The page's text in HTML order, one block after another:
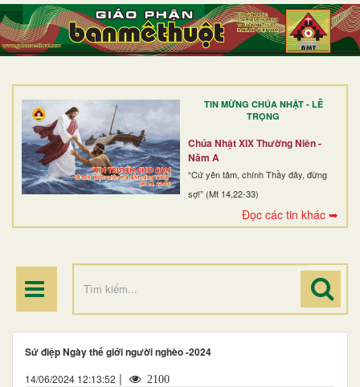
TIN MỪNG CHÚA NHẬT - LỄ
TRỌNG
Chúa Nhật XIX Thường Niên -
Năm A
“Cứ yên tâm, chính Thầy đây, đừng
sợ!” (Mt 14,22-33)
Đọc các tin khác ➥
TRANG NHẤT
GIỚI THIỆU
DÒNG TU
BAN MỤC VỤ
ĐOÀN THỂ CG
Sứ điệp Ngày thế giới người nghèo -2024
14/06/2024 12:13:52 | 2100